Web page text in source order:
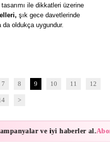
ile dikkatleri üzerine
şık gece davetlerinde
da oldukça uygundur.
7 8 9 10 11 12
>
ve iyi haberler al.